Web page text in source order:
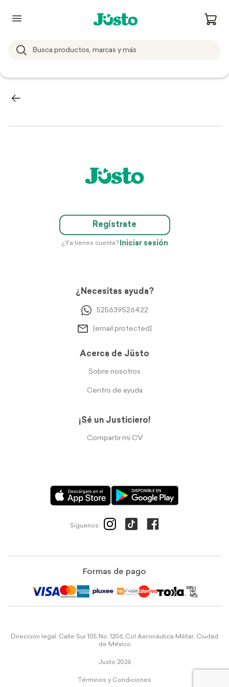
Regístrate
¿Ya tienes cuenta? Iniciar sesión
¿Necesitas ayuda?
525639526422
[email protected]
Acerca de Jüsto
Sobre nosotros
Centro de ayuda
¡Sé un Justiciero!
Compartir mi CV
Síguenos:
Formas de pago
Dirección legal: Calle Sur 105 No. 1206, Col Aeronáutica Militar, Ciudad
de México
Justo 2026
Términos y Condiciones